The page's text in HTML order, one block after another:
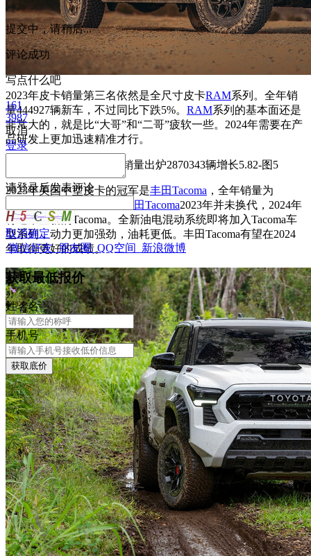
2023年皮卡销量第三名依然是全尺寸皮卡RAM系列。全年销
量444927辆新车，不过同比下跌5%。 RAM系列的基本面还是
非常大的，就是比“大哥”和“二哥”疲软一些。2024年需要在产
品研发上更加迅速精准才行。
2023年美国中型皮卡的冠军是丰田Tacoma ，全年销量为
丰田Tacoma2023年并未换代，2024年
将迎来全新的Tacoma。全新油电混动系统即将加入Tacoma车
型系列，动力更加强劲，油耗更低。丰田Tacoma有望在2024
年取得更好的成绩。
提交中，请稍后...
评论成功
写点什么吧
161
3987
取消
登录
请登录后发表评论
取消确定
微信好友 朋友圈 QQ空间 新浪微博
获取最低报价
姓名名
手机号
获取底价